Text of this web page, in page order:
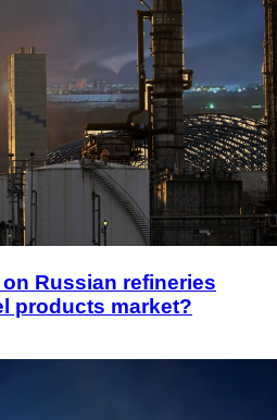
Russian refineries
products market?